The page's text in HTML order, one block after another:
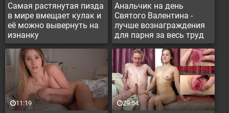
Самая растянутая пизда
в мире вмещает кулак и
её можно вывернуть на
изнанку
Анальчик на день
Святого Валентина -
лучше вознаграждения
для парня за весь труд
11:19 29:54